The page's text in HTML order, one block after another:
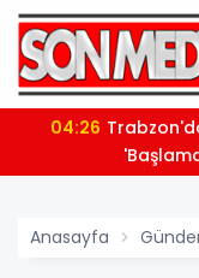
Trabzon'da Salah için görkemli imza töreni:
'Başlamak
Anasayfa